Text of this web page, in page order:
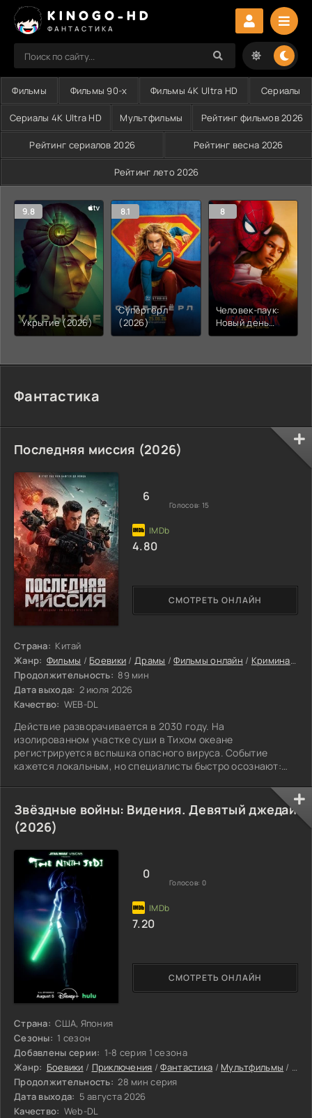
KINOGO-HD
ФАНТАСТИКА
Фильмы Фильмы 90-х Фильмы 4K Ultra HD Сериалы
Сериалы 4K Ultra HD Мультфильмы Рейтинг фильмов 2026
Рейтинг сериалов 2026 Рейтинг весна 2026
Рейтинг лето 2026
9.8
Укрытие (2026)
8.1
Супергёрл
(2026)
8
Человек-паук:
Новый день
(2026)
Фантастика
Последняя миссия (2026)
Страна: Китай
Жанр: Фильмы / Боевики /Драмы /Фильмы онлайн / Криминальные фильмы
Продолжительность: 89 мин
Дата выхода: 2 июля 2026
Качество: WEB-DL
Действие разворачивается в 2030 году. На
изолированном участке суши в Тихом океане
регистрируется вспышка опасного вируса. Событие
кажется локальным, но специалисты быстро осознают:
территории
СМОТРЕТЬ ОНЛАЙН
6
Голосов: 15
4.80
Звёздные войны: Видения. Девятый джедай
(2026)
Страна: США, Япония
Сезоны: 1 сезон
Добавлены серии: 1-8 серия 1 сезона
Жанр: Боевики / Приключения /Фантастика / Мультфильмы /
Продолжительность: 28 мин серия
Дата выхода: 5 августа 2026
Качество: Web-DL
СМОТРЕТЬ ОНЛАЙН
0
Голосов: 0
7.20